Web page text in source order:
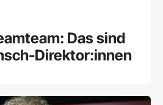
Das sind
Direktor:innen